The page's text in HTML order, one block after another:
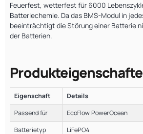
Feuerfest, wetterfest für 6000
Batteriechemie. Da das BMS-Modul in
beeinträchtigt die Störung einer Batterie
der Batterien.
Eigenschaft Details
Passend für EcoFlow PowerOcean
Batterietyp LiFePO4